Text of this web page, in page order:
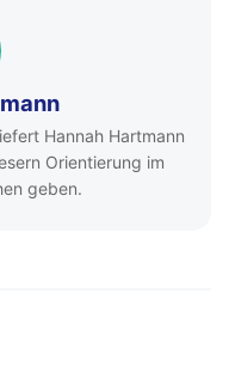
Hannah Hartmann
Orientierung im
geben.